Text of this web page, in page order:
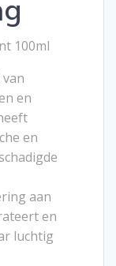
100ml
en
en
aan
en
luchtig